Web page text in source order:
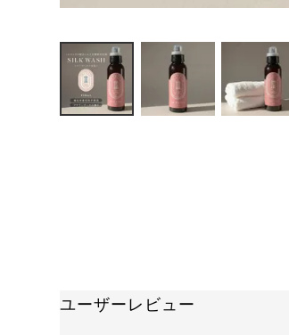
ユーザーレビュー